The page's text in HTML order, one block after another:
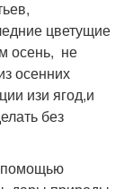
цветущие
осень, не
осенних
изи ягод,и
без
помощью